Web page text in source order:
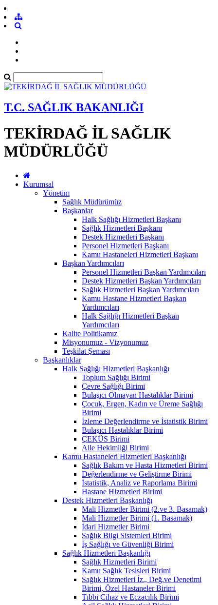
T.C. SAĞLIK BAKANLIĞI
TEKİRDAĞ İL SAĞLIK
MÜDÜRLÜĞÜ
Kurumsal
Yönetim
Sağlık Müdürümüz
Başkanlar
Halk Sağlığı Hizmetleri Başkanı
Sağlık Hizmetleri Başkanı
Destek Hizmetleri Başkanı
Personel Hizmetleri Başkanı
Kamu Hastaneleri Hizmetleri Başkanı
Başkan Yardımcıları
Personel Hizmetleri Başkan Yardımcıları
Destek Hizmetleri Başkan Yardımcıları
Sağlık Hizmetleri Başkan Yardımcıları
Kamu Hastane Hizmetleri Başkan
Yardımcıları
Halk Sağlığı Hizmetleri Başkan
Yardımcıları
Kalite Politikamız
Misyonumuz - Vizyonumuz
Teşkilat Şeması
Başkanlıklar
Halk Sağlığı Hizmetleri Başkanlığı
Toplum Sağlığı Birimi
Çevre Sağlığı Birimi
Bulaşıcı Olmayan Hastalıklar Birimi
Çocuk, Ergen, Kadın ve Üreme Sağlığı
Birimi
İzleme Değerlendirme ve İstatistik Birimi
Bulaşıcı Hastalıklar Birimi
ÇEKÜS Birimi
Aile Hekimliği Birimi
Kamu Hastaneleri Hizmetleri Başkanlığı
Sağlık Bakım ve Hasta Hizmetleri Birimi
Değerlendirme ve Geliştirme Birimi
İstatistik, Analiz ve Raporlama Birimi
Hastane Hizmetleri Birimi
Destek Hizmetleri Başkanlığı
Mali Hizmetler Birimi (2.ve 3. Basamak)
Mali Hizmetler Birimi (1. Basamak)
İdari Hizmetler Birimi
Sağlık Bilgi Sistemleri Birimi
İş Sağlığı ve Güvenliği Birimi
Sağlık Hizmetleri Başkanlığı
Sağlık Hizmetleri Birimi
Kamu Sağlık Tesisleri Birimi
Sağlık Hizmetleri İz., Değ.ve Denetimi
Birimi, Özel Hastaneler Birimi
Tıbbi Cihaz ve Eczacılık Birimi